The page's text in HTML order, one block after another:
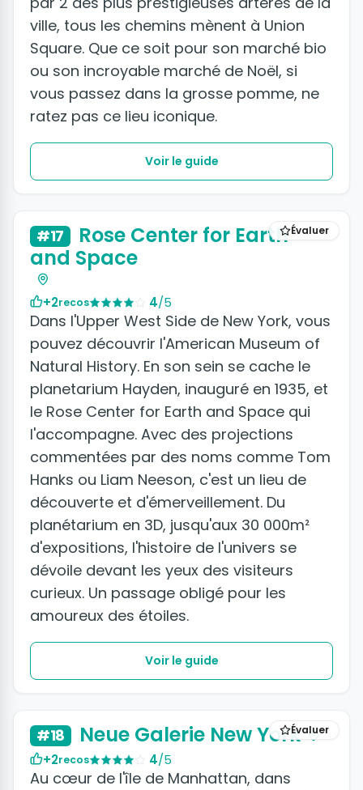
ville, tous les chemins mènent à Union
Square. Que ce soit pour son marché bio
ou son incroyable marché de Noël, si
vous passez dans la grosse pomme, ne
ratez pas ce lieu iconique.
Voir le guide
Évaluer
#17
Rose Center for Earth
and Space
+2recos 4/5
Dans l'Upper West Side de New York, vous
pouvez découvrir l'American Museum of
Natural History. En son sein se cache le
planetarium Hayden, inauguré en 1935, et
le Rose Center for Earth and Space qui
l'accompagne. Avec des projections
commentées par des noms comme Tom
Hanks ou Liam Neeson, c'est un lieu de
découverte et d'émerveillement. Du
planétarium en 3D, jusqu'aux 30 000m²
d'expositions, l'histoire de l'univers se
dévoile devant les yeux des visiteurs
curieux. Un passage obligé pour les
amoureux des étoiles.
Voir le guide
Évaluer
#18 Neue Galerie New York
+2recos 4/5
Au cœur de l'île de Manhattan, dans